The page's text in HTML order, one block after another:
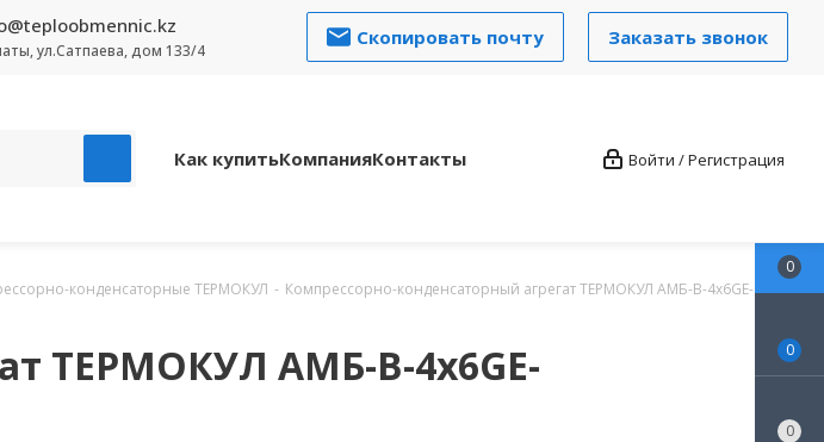
ул.Сатпаева, дом 133/4
Скопировать почту Заказать звонок
Как купитьКомпанияКонтакты Войти / Регистрация
конденсаторные ТЕРМОКУЛ - Компрессорно-конденсаторный агрегат ТЕРМОКУЛ АМБ-В-4х6GE-40Y-
ТЕРМОКУЛ АМБ-В-4х6GE-
0
0
0